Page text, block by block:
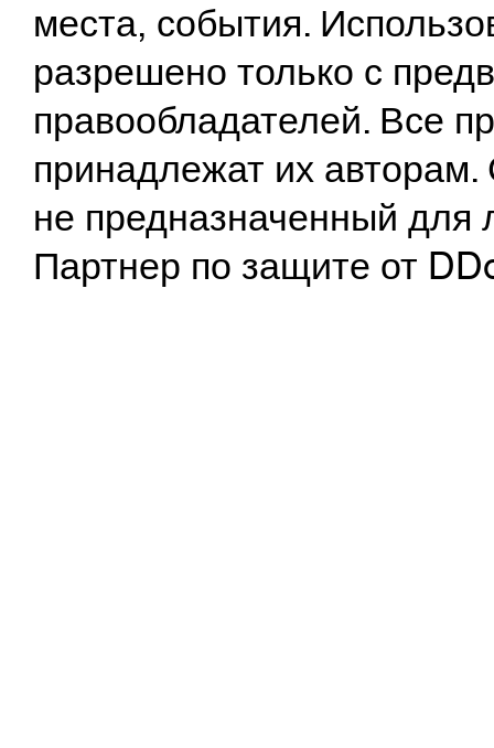
места, события.
разрешено только с
правообладателей. Все
принадлежат их
не предназначенный
Партнер по защите от